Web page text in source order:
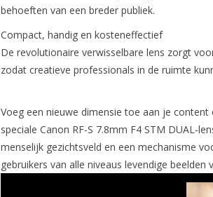
behoeften van een breder publiek.
Compact, handig en kosteneffectief
De revolutionaire verwisselbare lens zorgt
zodat creatieve professionals in de ruimte
Voeg een nieuwe dimensie toe aan je
speciale Canon RF-S 7.8mm F4 STM DUAL-
menselijk gezichtsveld en een mechanisme
gebruikers van alle niveaus levendige